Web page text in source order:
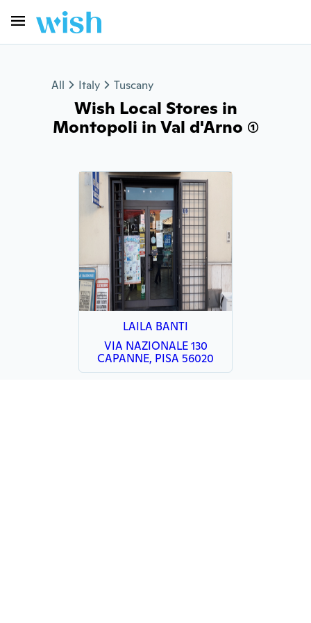
All Italy Tuscany
Wish Local Stores in
Montopoli in Val d'Arno (1)
LAILA BANTI
VIA NAZIONALE 130
CAPANNE, PISA 56020